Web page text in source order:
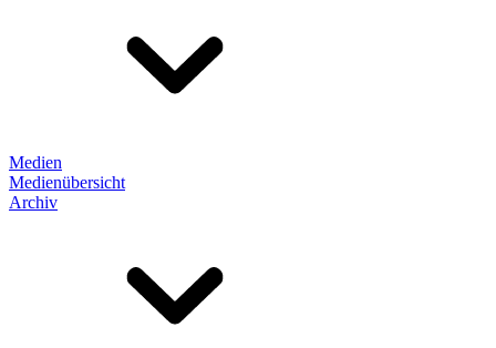
Medien
Medienübersicht
Archiv